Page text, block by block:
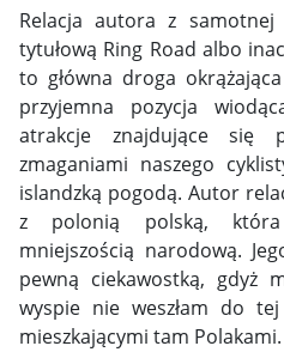
Relacja autora z samotnej
tytułową Ring Road albo
to główna droga
przyjemna pozycja
atrakcje znajdujące się
zmaganiami naszego
islandzką pogodą. Autor
z polonią polską,
mniejszością narodową.
pewną ciekawostką, gdyż
wyspie nie weszłam do
mieszkającymi tam Polakami.